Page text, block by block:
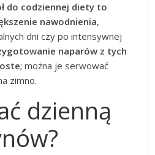
do codziennej diety to
nawodnienia,
dni czy po intensywnej
naparów z tych
; można je serwować
zimno.
dzienną